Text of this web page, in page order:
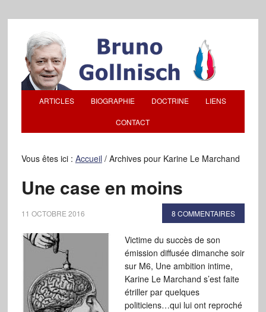
ARTICLES BIOGRAPHIE DOCTRINE LIENS
CONTACT
Vous êtes ici : Accueil /Archives pour Karine Le Marchand
Une case en moins
11 OCTOBRE 2016 8 COMMENTAIRES
Victime du succès de son
émission diffusée dimanche soir
sur M6, Une ambition intime,
Karine Le Marchand s’est faite
étriller par quelques
politiciens…qui lui ont reproché